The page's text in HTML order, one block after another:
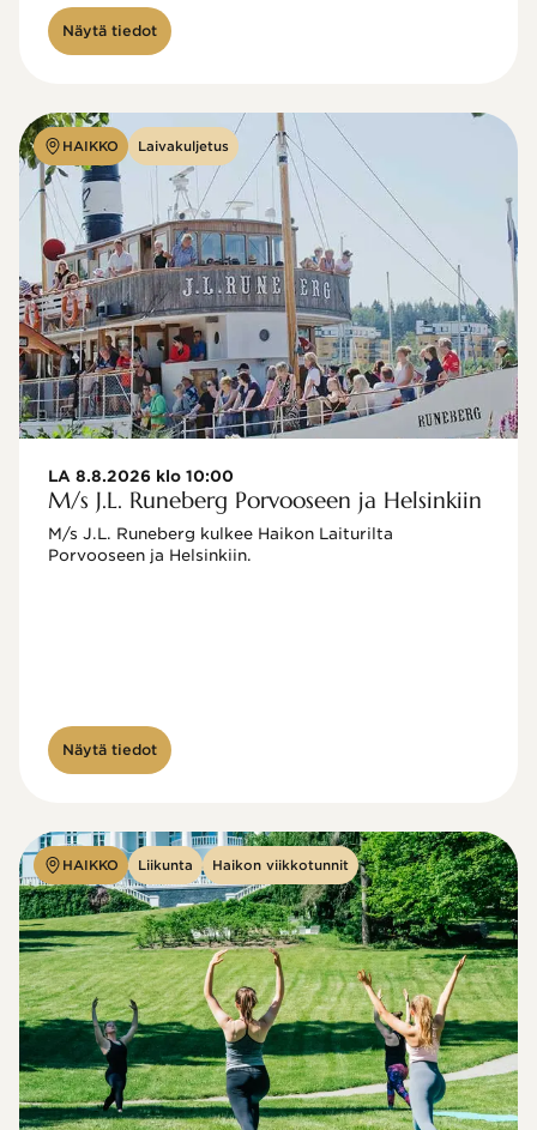
Näytä tiedot
HAIKKO Laivakuljetus
LA 8.8.2026 klo 10:00
M/s J.L. Runeberg Porvooseen ja Helsinkiin
M/s J.L. Runeberg kulkee Haikon Laiturilta
Porvooseen ja Helsinkiin.
Näytä tiedot
HAIKKO Liikunta Haikon viikkotunnit